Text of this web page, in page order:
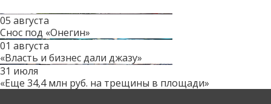
05 августа
Снос под «Онегин»
01 августа
«Власть и бизнес дали джазу»
31 июля
«Еще 34,4 млн руб. на трещины в площади»